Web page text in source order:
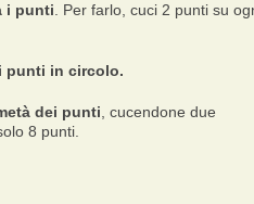
i punti . Per farlo, cuci 2 punti su
punti in circolo.
dei punti , cucendone due
8 punti.